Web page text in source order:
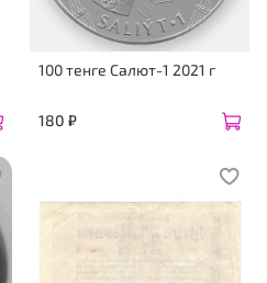
100 тенге Салют-1 2021 г
180 ₽